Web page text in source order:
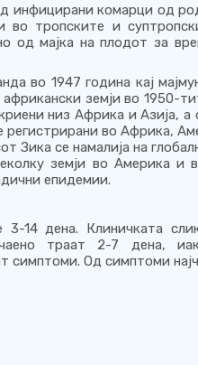
инфицирани комарци од
во тропските и
од мајка на плодот за
во 1947 година кај
земји во 1950-
низ Африка и Азија,
регистрирани во Африка,
Зика се намалија на
земји во Америка и
епидемии.
3-14 дена. Клиничката
траат 2-7 дена,
Од симптоми